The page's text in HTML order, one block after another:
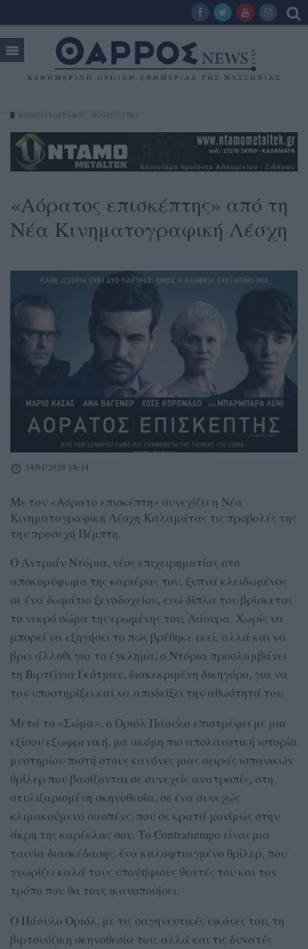
«Αόρατος επισκέπτης» από τη
Νέα Κινηματογραφική Λέσχη
14/01/2020 18:14
Με τον «Αόρατο επισκέπτη» συνεχίζει η Νέα
Κινηματογραφική Λέσχη Καλαμάτας τις προβολές της
την προσεχή Πέμπτη.
Ο Αντριάν Ντόρια, νέος επιχειρηματίας στο
αποκορύφωμα της καριέρας του, ξυπνά κλειδωμένος
σε ένα δωμάτιο ξενοδοχείου, ενώ δίπλα του βρίσκεται
το νεκρό σώμα της ερωμένης του, Λάουρα. Χωρίς να
μπορεί να εξηγήσει το πώς βρέθηκε εκεί, αλλά και να
βρει άλλοθι για το έγκλημα, ο Ντόρια προσλαμβάνει
τη Βιρτζίνια Γκότμαν, διακεκριμένη δικηγόρο, για να
τον υποστηρίξει και να αποδείξει την αθωότητά του.
Μετά το «Σώμα», ο Οριόλ Πάουλο επιστρέφει με μια
εξίσου εξωφρενική, μα ακόμη πιο απολαυστική ιστορία
μυστηρίου πιστή στους κανόνες μιας σειράς ισπανικών
θρίλερ που βασίζονται σε συνεχείς ανατροπές, στη
στυλιζαρισμένη σκηνοθεσία, σε ένα συνεχώς
κλιμακούμενο σασπένς, που σε κρατά μονίμως στην
άκρη της καρέκλας σου. Το Contratiempo είναι μια
ταινία διασκέδασης, ένα καλοφτιαγμένο θρίλερ, που
γνωρίζει καλά τους υποψήφιους θεατές του και τον
τρόπο που θα τους ικανοποιήσει.
Ο Πάουλο Οριόλ, με τις σαγηνευτικές εικόνες του, τη
βιρτουόζικη σκηνοθεσία του, αλλά και τις δυνατές